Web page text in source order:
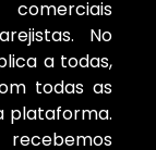
No
a todas,
todas as
plataforma.